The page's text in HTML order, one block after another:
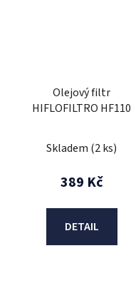
Olejový filtr
HIFLOFILTRO HF110
Skladem (2 ks)
389 Kč
DETAIL